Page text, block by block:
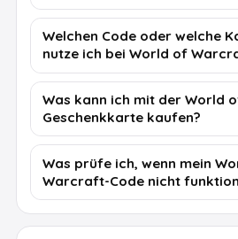
Welchen Code oder welche
nutze ich bei World of
Was kann ich mit der World
Geschenkkarte kaufen?
Was prüfe ich, wenn mein
Warcraft-Code nicht